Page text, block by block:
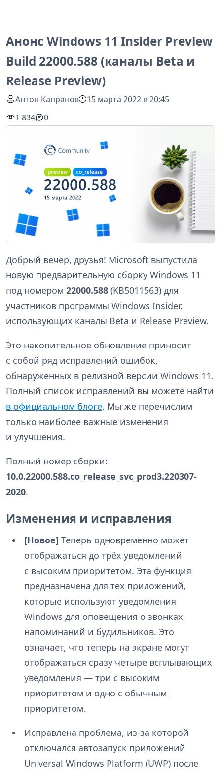
Анонс Windows 11 Insider Preview
Build 22000.588 (каналы Beta и
Release Preview)
Антон Капранов
15 марта 2022 в 20:45
1 834
0
Добрый вечер, друзья! Microsoft выпустила
новую предварительную сборку Windows 11
под номером 22000.588 (KB5011563) для
участников программы Windows Insider,
использующих каналы Beta и Release Preview.
Это накопительное обновление приносит
с собой ряд исправлений ошибок,
обнаруженных в релизной версии Windows 11.
Полный список исправлений вы можете найти
в официальном блоге. Мы же перечислим
только наиболее важные изменения
и улучшения.
Полный номер сборки:
10.0.22000.588.co_release_svc_prod3.220307-
2020.
Изменения и исправления
[Новое] Теперь одновременно может
отображаться до трёх уведомлений
с высоким приоритетом. Эта функция
предназначена для тех приложений,
которые используют уведомления
Windows для оповещения о звонках,
напоминаний и будильников. Это
означает, что теперь на экране могут
отображаться сразу четыре всплывающих
уведомления — три с высоким
приоритетом и одно с обычным
приоритетом.
Исправлена проблема, из-за которой
отключался автозапуск приложений
Universal Windows Platform (UWP) после